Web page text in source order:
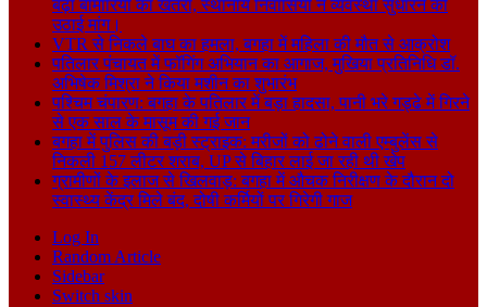
बढ़ा बीमारियों का खतरा, स्थानीय निवासियों ने व्यवस्था सुधारने की
उठाई मांग।
VTR से निकले बाघ का हमला, बगहा में महिला की मौत से आक्रोश
पतिलार पंचायत में फॉगिंग अभियान का आगाज, मुखिया प्रतिनिधि डॉ.
अभिषेक मिश्रा ने किया मशीन का शुभारंभ
पश्चिम चंपारण: बगहा के पतिलार में बड़ा हादसा, पानी भरे गड्ढे में गिरने
से एक साल के मासूम की गई जान
बगहा में पुलिस की बड़ी स्ट्राइक: मरीजों को ढोने वाली एम्बुलेंस से
निकली 157 लीटर शराब, UP से बिहार लाई जा रही थी खेप
ग्रामीणों के इलाज से खिलवाड़: बगहा में औचक निरीक्षण के दौरान दो
स्वास्थ्य केंद्र मिले बंद, दोषी कर्मियों पर गिरेगी गाज
Log In
Random Article
Sidebar
Switch skin